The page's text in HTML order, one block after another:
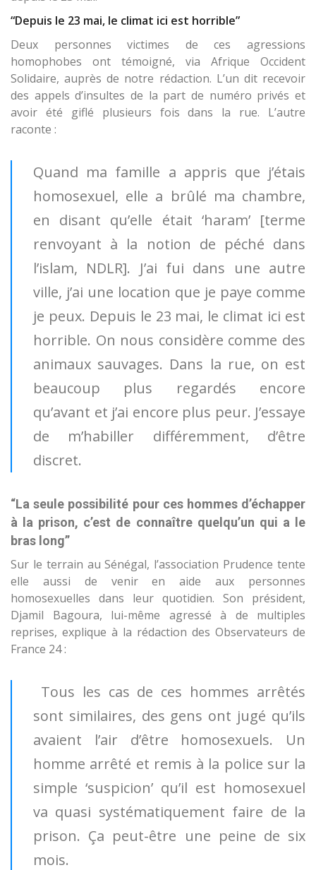
“Depuis le 23 mai, le climat ici est horrible”
Deux personnes victimes de ces agressions
homophobes ont témoigné, via Afrique Occident
Solidaire, auprès de notre rédaction. L’un dit recevoir
des appels d’insultes de la part de numéro privés et
avoir été giflé plusieurs fois dans la rue. L’autre
raconte :
Quand ma famille a appris que j’étais
homosexuel, elle a brûlé ma chambre,
en disant qu’elle était ‘haram’ [terme
renvoyant à la notion de péché dans
l’islam, NDLR]. J’ai fui dans une autre
ville, j’ai une location que je paye comme
je peux. Depuis le 23 mai, le climat ici est
horrible. On nous considère comme des
animaux sauvages. Dans la rue, on est
beaucoup plus regardés encore
qu’avant et j’ai encore plus peur. J’essaye
de m’habiller différemment, d’être
discret.
“La seule possibilité pour ces hommes d’échapper
à la prison, c’est de connaître quelqu’un qui a le
bras long”
Sur le terrain au Sénégal, l’association Prudence tente
elle aussi de venir en aide aux personnes
homosexuelles dans leur quotidien. Son président,
Djamil Bagoura, lui-même agressé à de multiples
reprises, explique à la rédaction des Observateurs de
France 24 :
Tous les cas de ces hommes arrêtés
sont similaires, des gens ont jugé qu’ils
avaient l’air d’être homosexuels. Un
homme arrêté et remis à la police sur la
simple ‘suspicion’ qu’il est homosexuel
va quasi systématiquement faire de la
prison. Ça peut-être une peine de six
mois.